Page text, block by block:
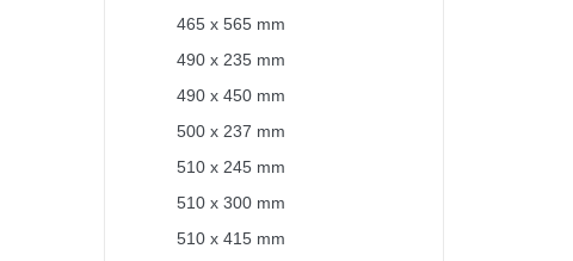
465 x 565 mm
490 x 235 mm
490 x 450 mm
500 x 237 mm
510 x 245 mm
510 x 300 mm
510 x 415 mm